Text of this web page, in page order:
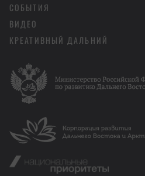
СОБЫТИЯ
ВИДЕО
КРЕАТИВНЫЙ ДАЛЬНИЙ